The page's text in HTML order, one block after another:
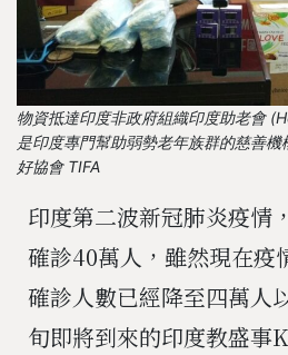
物資抵達印度非政府組織印度助老會
是印度專門幫助弱勢老年族群的慈善
好協會 TIFA
印度第二波新冠肺炎疫情
確診40萬人，雖然現在疫
確診人數已經降至四萬人
旬即將到來的印度教盛